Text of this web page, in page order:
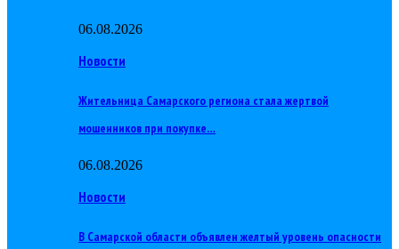
06.08.2026
Новости
Жительница Самарского региона стала жертвой
мошенников при покупке…
06.08.2026
Новости
В Самарской области объявлен желтый уровень опасности